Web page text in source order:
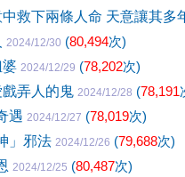
救下兩條人命 天意讓其多
2024/12/30 (80,494次)
婆 2024/12/29 (78,202次)
弄人的鬼 2024/12/28 (78,191
遇 2024/12/27 (78,019次)
」邪法 2024/12/26 (79,688次)
2024/12/25 (80,487次)